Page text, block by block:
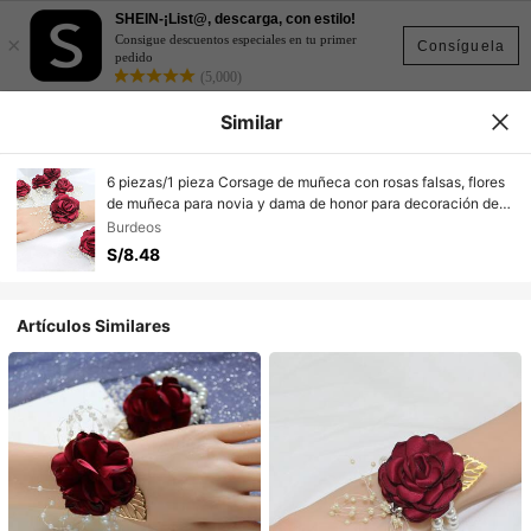
Consíguela
×
SHEIN-¡List@, descarga, con estilo!
Consigue descuentos especiales en tu primer
pedido
(5,000)
Similar
6 piezas/1 pieza Corsage de muñeca con rosas falsas, flores
de muñeca para novia y dama de honor para decoración de
fiesta de boda, accesorios del Día de San Valentín
Burdeos
S/8.48
Artículos Similares